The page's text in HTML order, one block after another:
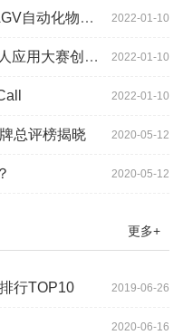
2022-01-10
流设备及系统
2022-01-10
赛创新项目奖
2022-01-10
2020-05-12
总评榜揭晓
2020-05-12
更多+
2019-06-26
行TOP10
2020-06-16